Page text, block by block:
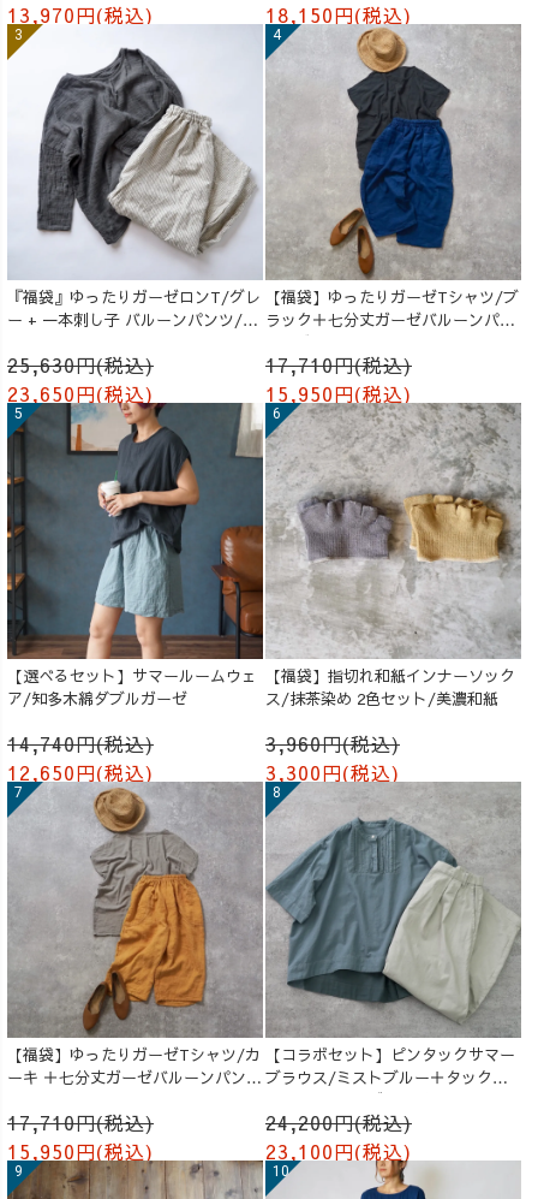
13,970円(税込)
18,150円(税込)
『福袋』ゆったりガーゼロンT/グレ
ー + 一本刺し子 バルーンパンツ/生
25,630円(税込)
23,650円(税込)
【福袋】ゆったりガーゼTシャツ/ブ
ラック＋七分丈ガーゼバルーンパン
ツ /ブルー
17,710円(税込)
15,950円(税込)
【選べるセット】サマールームウェ
ア/知多木綿ダブルガーゼ
14,740円(税込)
12,650円(税込)
【福袋】指切れ和紙インナーソック
ス/抹茶染め 2色セット/美濃和紙
3,960円(税込)
3,300円(税込)
【福袋】ゆったりガーゼTシャツ/カ
ーキ ＋七分丈ガーゼバルーンパンツ
17,710円(税込)
15,950円(税込)
【コラボセット】ピンタックサマー
ブラウス/ミストブルー＋タックバ
ルーンパンツ/グレージュ
24,200円(税込)
23,100円(税込)